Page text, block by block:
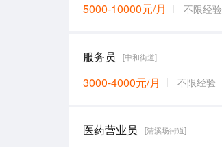
5000-10000元/月 不限经验
服务员 [中和街道]
3000-4000元/月 不限经验
医药营业员 [清溪场街道]